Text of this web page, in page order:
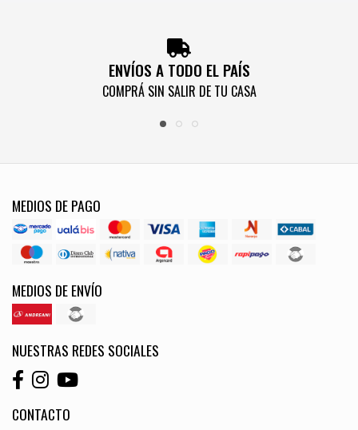
ENVÍOS A TODO EL PAÍS
COMPRÁ SIN SALIR DE TU CASA
MEDIOS DE PAGO
MEDIOS DE ENVÍO
NUESTRAS REDES SOCIALES
CONTACTO